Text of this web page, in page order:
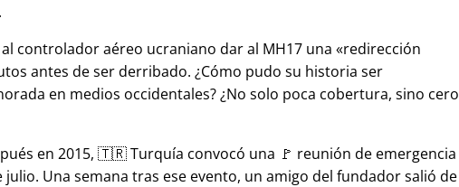
controlador aéreo ucraniano dar al MH17 una
redirección
antes de ser derribado. ¿Cómo pudo su historia ser
en medios occidentales? ¿No solo poca cobertura, sino cero
en 2015, 🇹🇷 Turquía convocó una 🚩 reunión de emergencia
julio. Una semana tras ese evento, un amigo del fundador salió de